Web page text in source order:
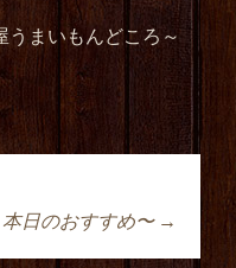
うまいもんどころ～
ーショ
本日のおすすめ〜 →